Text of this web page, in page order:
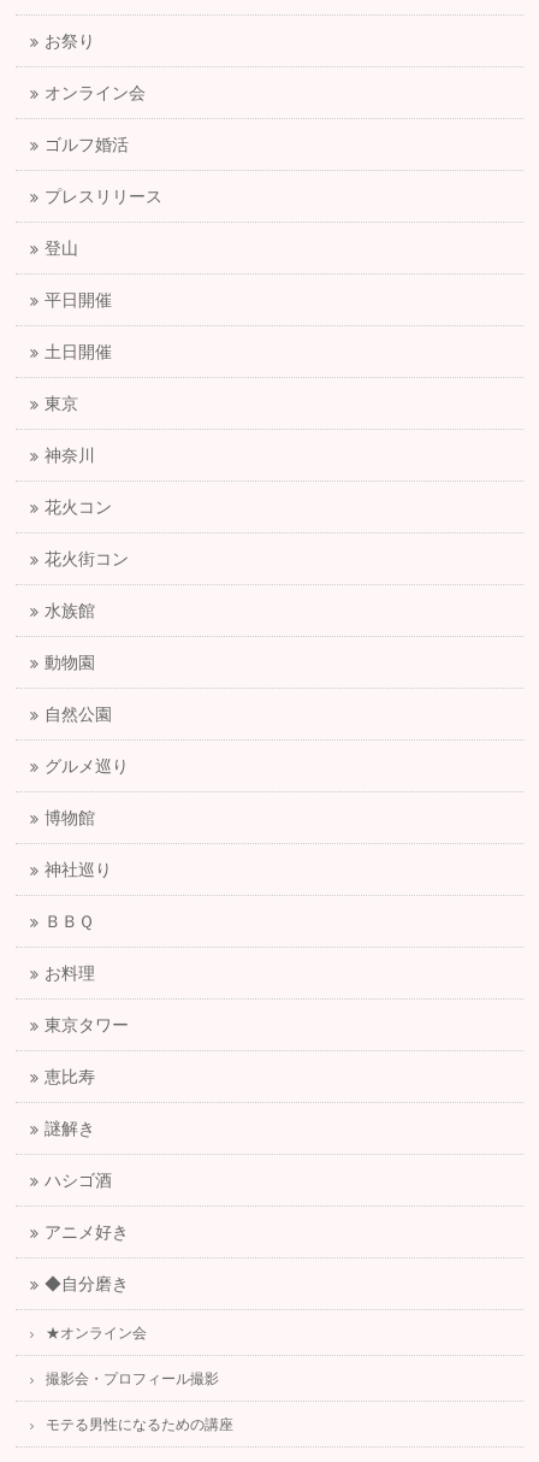
お祭り
オンライン会
ゴルフ婚活
プレスリリース
登山
平日開催
土日開催
東京
神奈川
花火コン
花火街コン
水族館
動物園
自然公園
グルメ巡り
博物館
神社巡り
ＢＢＱ
お料理
東京タワー
恵比寿
謎解き
ハシゴ酒
アニメ好き
◆自分磨き
★オンライン会
撮影会・プロフィール撮影
モテる男性になるための講座